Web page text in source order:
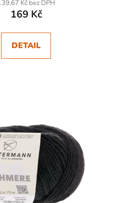
Kč bez DPH
169 Kč
DETAIL